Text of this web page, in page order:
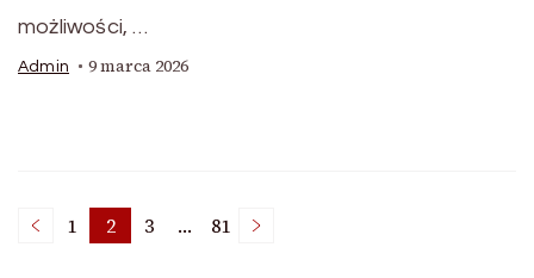
możliwości, …
Admin 9 marca 2026
Stronicowanie
Strona
1 Strona
2 Strona
3 … Strona
81